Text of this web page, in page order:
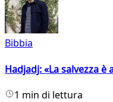
Bibbia
Hadjadj: «La salvezza
1 min di lettura